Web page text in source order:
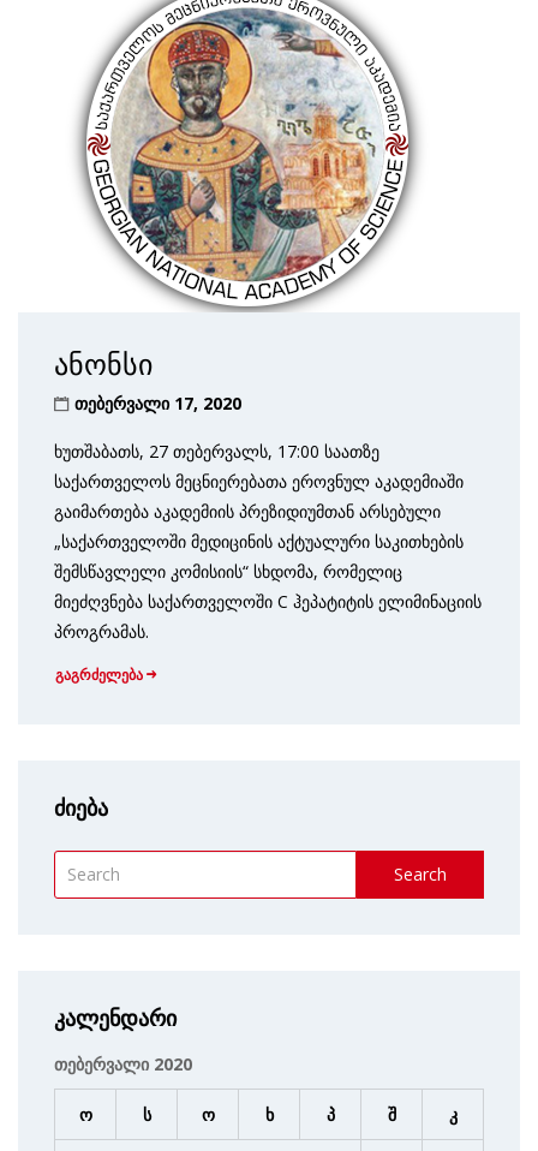
ანონსი
თებერვალი 17, 2020
ხუთშაბათს, 27 თებერვალს, 17:00 საათზე
საქართველოს მეცნიერებათა ეროვნულ აკადემიაში
გაიმართება აკადემიის პრეზიდიუმთან არსებული
„საქართველოში მედიცინის აქტუალური საკითხების
შემსწავლელი კომისიის“ სხდომა, რომელიც
მიეძღვნება საქართველოში C ჰეპატიტის ელიმინაციის
პროგრამას.
გაგრძელება
ძიება
Search
კალენდარი
თებერვალი 2020
ო ს ო ხ პ შ კ